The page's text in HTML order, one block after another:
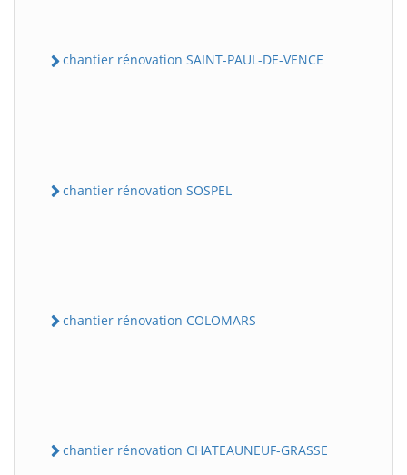
chantier rénovation SAINT-PAUL-DE-VENCE
chantier rénovation SOSPEL
chantier rénovation COLOMARS
chantier rénovation CHATEAUNEUF-GRASSE